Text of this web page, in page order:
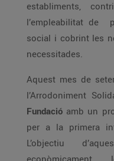
establiments,
l’empleabilitat de
social i cobrint les
necessitades.
Aquest mes de
l’Arrodoniment
Fundació amb un
per a la primera
L’objectiu